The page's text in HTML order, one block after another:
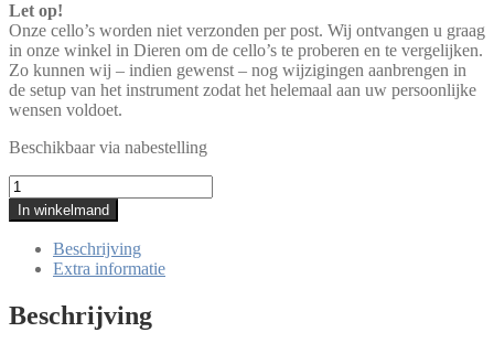
Let op!
Onze cello’s worden niet verzonden per post. Wij ontvangen u graag
in onze winkel in Dieren om de cello’s te proberen en te vergelijken.
Zo kunnen wij – indien gewenst – nog wijzigingen aanbrengen in
de setup van het instrument zodat het helemaal aan uw persoonlijke
wensen voldoet.
Beschikbaar via nabestelling
Cello
Heinrich
Gill
Rugeri
aantal
In winkelmand
Beschrijving
Extra informatie
Beschrijving